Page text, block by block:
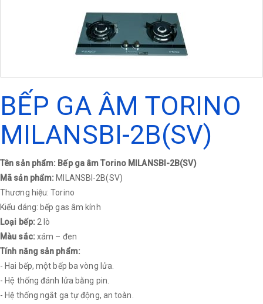
BẾP GA ÂM TORINO
MILANSBI-2B(SV)
Tên sản phẩm: Bếp ga âm Torino MILANSBI-2B(SV)
Mã sản phẩm:MILANSBI-2B(SV)
Thương hiệu: Torino
Kiểu dáng: bếp gas âm kính
Loại bếp: 2 lò
Màu sắc: xám – đen
Tính năng sản phẩm:
- Hai bếp, một bếp ba vòng lửa.
- Hệ thống đánh lửa bằng pin.
- Hệ thống ngắt ga tự động, an toàn.